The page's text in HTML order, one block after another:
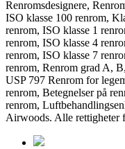
Renromsdesignere,
ISO klasse 100 renrom,
renrom, ISO klasse 1
renrom, ISO klasse 4
renrom, ISO klasse 7
renrom, Renrom grad A,
USP 797 Renrom for
renrom, Betegnelser på
renrom,
Airwoods. Alle rettigheter